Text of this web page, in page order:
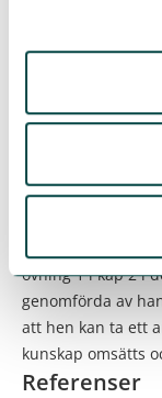
hälso- och
även övningarna
delkurs 7 samt
bedöms väl
metoder och
Efter
övning 1 i kap 2 i
genomförda av
att hen kan ta ett
kunskap omsätts
Referenser